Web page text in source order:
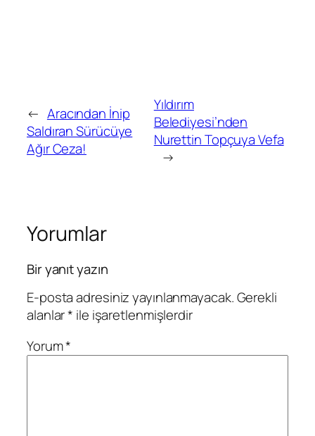
← Aracından İnip
Saldıran Sürücüye
Ağır Ceza!
Yıldırım
Belediyesi’nden
Nurettin Topçuya Vefa
→
Yorumlar
Bir yanıt yazın
E-posta adresiniz yayınlanmayacak.Gerekli
alanlar* ile işaretlenmişlerdir
Yorum*